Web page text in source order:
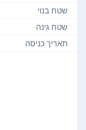
שטח בנוי
שטח גינה
תאריך כניסה